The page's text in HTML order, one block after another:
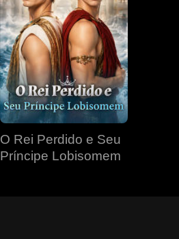
O Rei Perdido e Seu
Príncipe Lobisomem